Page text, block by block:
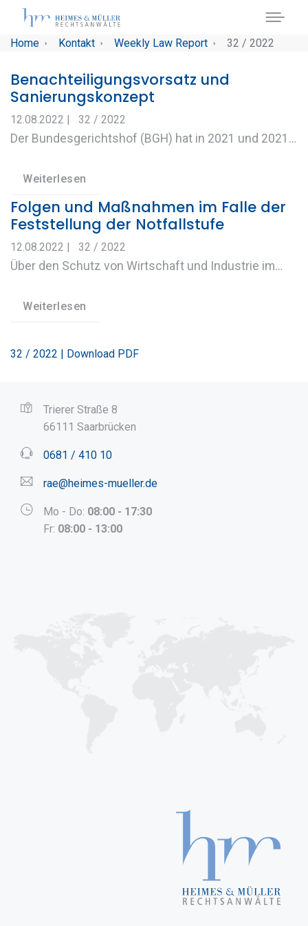
Skip to main navigation
Skip to main content
Skip to page footer
You are here:
Home Kontakt Weekly Law Report 32 / 2022
Benachteiligungsvorsatz und
Sanierungskonzept
12.08.2022 | 32 / 2022
Der Bundesgerichtshof (BGH) hat in 2021 und 2021…
Weiterlesen
Folgen und Maßnahmen im Falle der
Feststellung der Notfallstufe
12.08.2022 | 32 / 2022
Über den Schutz von Wirtschaft und Industrie im…
Weiterlesen
32 / 2022 | Download PDF
Trierer Straße 8
66111 Saarbrücken
0681 / 410 10
rae@heimes-mueller.de
Mo - Do: 08:00 - 17:30
Fr: 08:00 - 13:00